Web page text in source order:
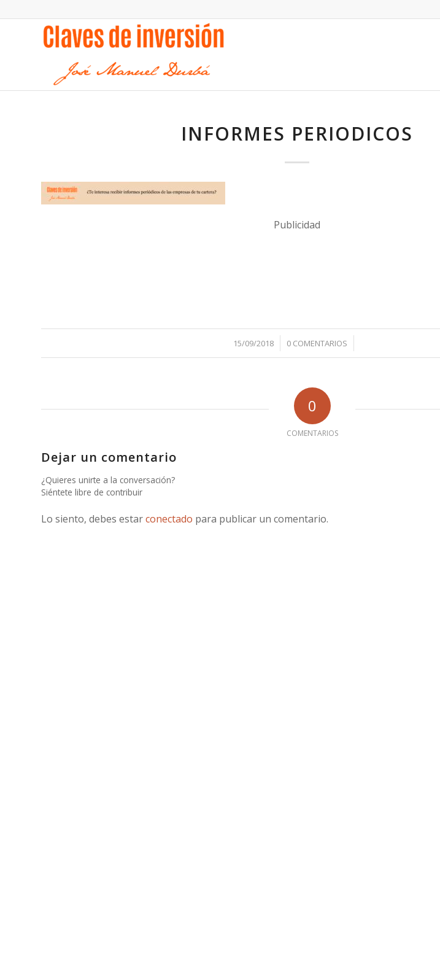
INFORMES PERIODICOS
Publicidad
15/09/2018
/ 0 COMENTARIOS
/
0
COMENTARIOS
Dejar un comentario
¿Quieres unirte a la conversación?
Siéntete libre de contribuir
Lo siento, debes estarconectado para publicar un comentario.